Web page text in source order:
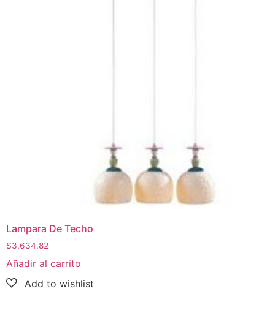
Lampara De Techo
$3,634.82
Añadir al carrito